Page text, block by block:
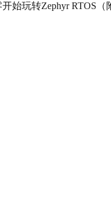
开始玩转Zephyr RTOS